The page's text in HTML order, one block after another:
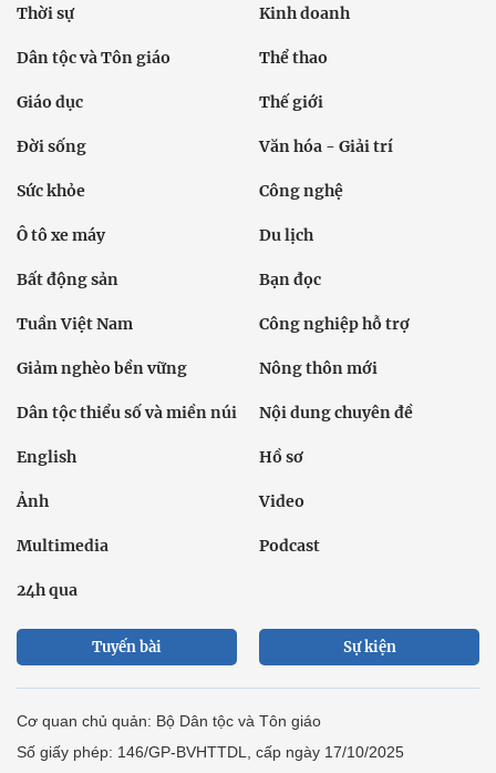
Thời sự Kinh doanh
Dân tộc và Tôn giáo Thể thao
Giáo dục Thế giới
Đời sống Văn hóa - Giải trí
Sức khỏe Công nghệ
Ô tô xe máy Du lịch
Bất động sản Bạn đọc
Tuần Việt Nam Công nghiệp hỗ trợ
Giảm nghèo bền vững Nông thôn mới
Dân tộc thiểu số và miền núi Nội dung chuyên đề
English Hồ sơ
Ảnh Video
Multimedia Podcast
24h qua
Tuyến bài Sự kiện
Cơ quan chủ quản: Bộ Dân tộc và Tôn giáo
Số giấy phép: 146/GP-BVHTTDL, cấp ngày 17/10/2025